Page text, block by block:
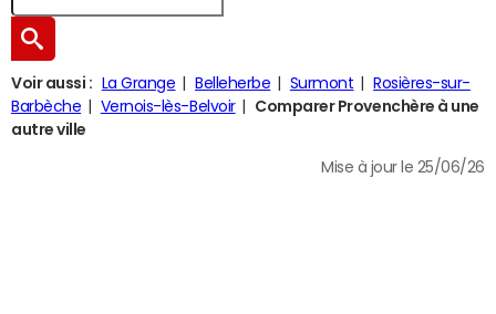
Voir aussi : La Grange Belleherbe Surmont
Rosières-sur-
Barbèche
Vernois-lès-Belvoir
Comparer Provenchère à une
autre ville
Mise à jour le 25/06/26